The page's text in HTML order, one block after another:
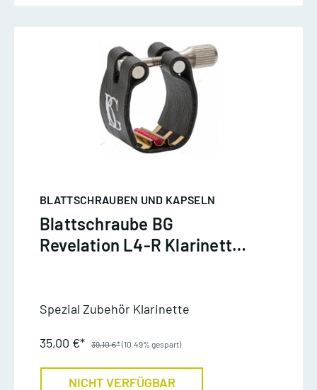
BLATTSCHRAUBEN UND KAPSELN
Blattschraube BG
Revelation L4-R Klarinette
Spezial Zubehör Klarinette
35,00 €* 39,10 €*(10.49% gespart)
NICHT VERFÜGBAR